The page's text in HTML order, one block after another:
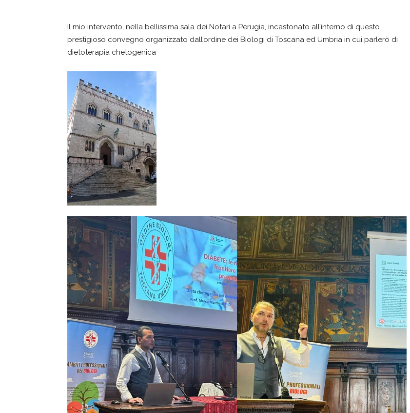
Il mio intervento, nella bellissima sala dei Notari a Perugia, incastonato all’interno di questo
prestigioso convegno organizzato dall’ordine dei Biologi di Toscana ed Umbria in cui parlerò di
dietoterapia chetogenica